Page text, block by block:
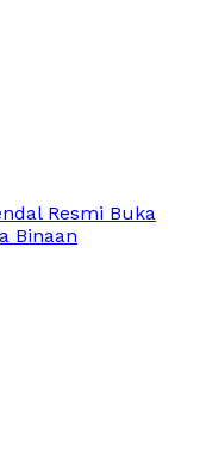
Resmi Buka
Binaan